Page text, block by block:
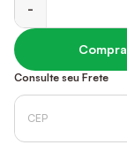
-
Consulte seu Frete